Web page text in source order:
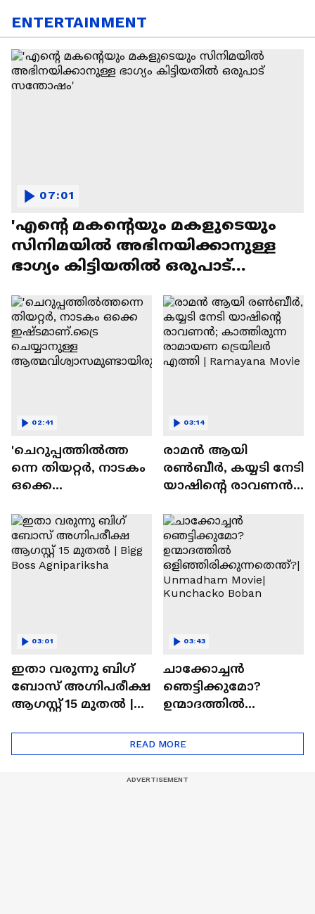
ENTERTAINMENT
'എന്റെ മകന്റെയും മകളുടെയും
സിനിമയിൽ അഭിനയിക്കാനുള്ള
ഭാഗ്യം കിട്ടിയതിൽ ഒരുപാട്
07:01
'ചെറുപ്പത്തിൽത്ത
ന്നെ തിയറ്റർ, നാടകം
ഒക്കെ
ചെയ്യാനുള്ള
ആത്മവിശ്വാസമുണ്ടാ
യിരുന്നില്ല'
02:41
രാമന്‍ ആയി
രൺബീർ, കയ്യടി നേടി
യാഷിന്റെ രാവണൻ;
രാമായണ ട്രെയിലർ
എത്തി | Ramayana
Movie
03:14
ഇതാ വരുന്നു ബിഗ്
ബോസ് അഗ്നിപരീക്ഷ
ആഗസ്റ്റ് 15 മുതൽ |
03:01
ചാക്കോച്ചന്‍
ഞെട്ടിക്കുമോ?
ഉന്മാദത്തിൽ
ന്ത്?| Unmadham
Movie| Kunchacko
03:43
READ MORE